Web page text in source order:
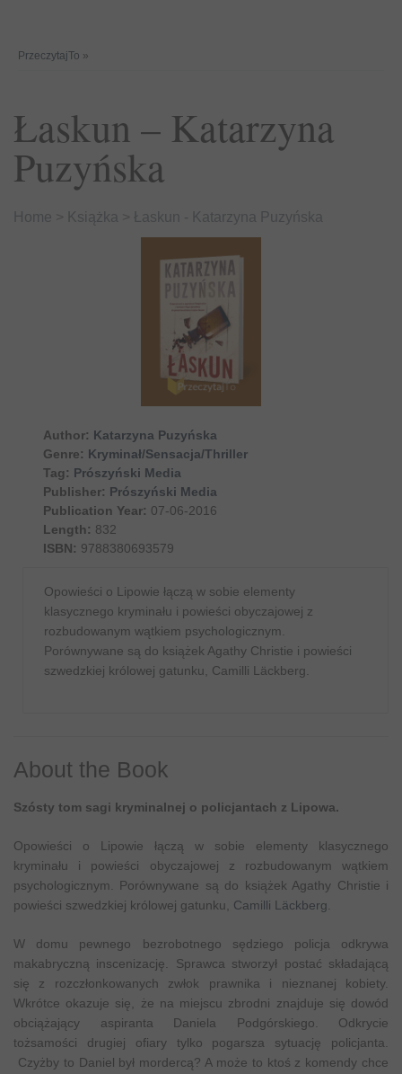
PrzeczytajTo »
Łaskun – Katarzyna
Puzyńska
Home Książka Łaskun - Katarzyna Puzyńska
Author: Katarzyna Puzyńska
Genre: Kryminał/Sensacja/Thriller
Tag: Prószyński Media
Publisher: Prószyński Media
Publication Year: 07-06-2016
Length: 832
ISBN: 9788380693579
Opowieści o Lipowie łączą w sobie elementy
klasycznego kryminału i powieści obyczajowej z
rozbudowanym wątkiem psychologicznym.
Porównywane są do książek Agathy Christie i powieści
szwedzkiej królowej gatunku, Camilli Läckberg.
About the Book
Szósty tom sagi kryminalnej o policjantach z Lipowa.
Opowieści o Lipowie łączą w sobie elementy klasycznego
kryminału i powieści obyczajowej z rozbudowanym wątkiem
psychologicznym. Porównywane są do książek Agathy Christie i
powieści szwedzkiej królowej gatunku, Camilli Läckberg.
W domu pewnego bezrobotnego sędziego policja odkrywa
makabryczną inscenizację. Sprawca stworzył postać składającą
się z rozczłonkowanych zwłok prawnika i nieznanej kobiety.
Wkrótce okazuje się, że na miejscu zbrodni znajduje się dowód
obciążający aspiranta Daniela Podgórskiego. Odkrycie
tożsamości drugiej ofiary tylko pogarsza sytuację policjanta.
Czyżby to Daniel był mordercą? A może to ktoś z komendy chce